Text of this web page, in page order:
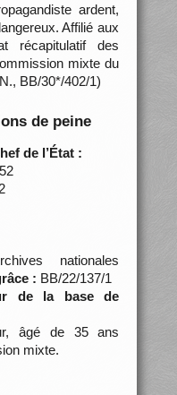
ardent,
Affilié aux
récapitulatif des
mixte du
BB/30*/402/1)
de peine
de l’État :
nationales
: BB/22/137/1
de la base de
âgé de 35 ans
mixte.